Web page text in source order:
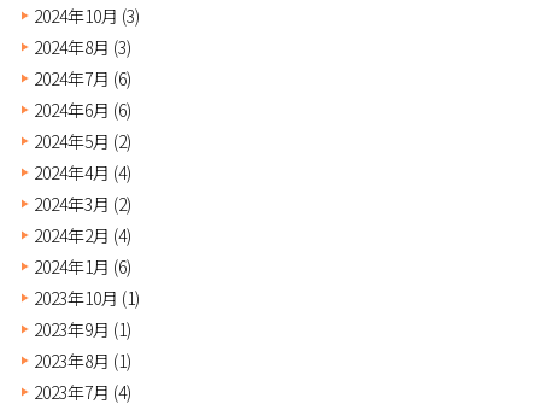
2024年10月 (3)
2024年8月 (3)
2024年7月 (6)
2024年6月 (6)
2024年5月 (2)
2024年4月 (4)
2024年3月 (2)
2024年2月 (4)
2024年1月 (6)
2023年10月 (1)
2023年9月 (1)
2023年8月 (1)
2023年7月 (4)